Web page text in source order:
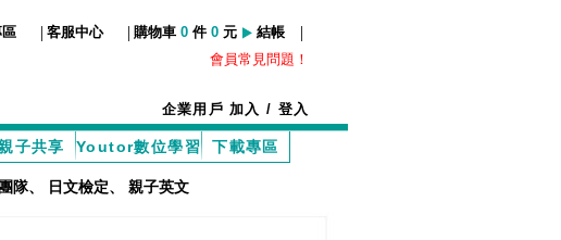
| 客服中心 | 購物車 0 件 0 元 結帳 |
會員常見問題！
企業用戶加入 / 登入
子共享 Youtor數位學習 下載專區
隊、 日文檢定、 親子英文